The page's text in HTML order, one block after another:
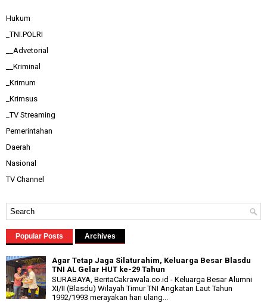
Hukum
_TNI.POLRI
__Advetorial
__Kriminal
_Krimum
_Krimsus
_TV Streaming
Pemerintahan
Daerah
Nasional
TV Channel
Popular Posts Archives
Agar Tetap Jaga Silaturahim, Keluarga Besar Blasdu
TNI AL Gelar HUT ke-29 Tahun
SURABAYA, BeritaCakrawala.co.id - Keluarga Besar Alumni
XI/II (Blasdu) Wilayah Timur TNI Angkatan Laut Tahun
1992/1993 merayakan hari ulang...